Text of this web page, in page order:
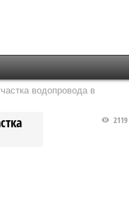
водопровода в
2119